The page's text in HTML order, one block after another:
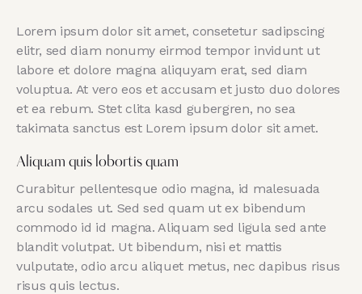
Lorem ipsum dolor sit amet, consetetur sadipscing
elitr, sed diam nonumy eirmod tempor invidunt ut
labore et dolore magna aliquyam erat, sed diam
voluptua. At vero eos et accusam et justo duo dolores
et ea rebum. Stet clita kasd gubergren, no sea
takimata sanctus est Lorem ipsum dolor sit amet.
Aliquam quis lobortis quam
Curabitur pellentesque odio magna, id malesuada
arcu sodales ut. Sed sed quam ut ex bibendum
commodo id id magna. Aliquam sed ligula sed ante
blandit volutpat. Ut bibendum, nisi et mattis
vulputate, odio arcu aliquet metus, nec dapibus risus
risus quis lectus.